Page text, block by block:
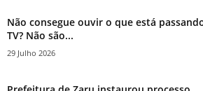
Não consegue ouvir o que está
TV? Não são...
29 Julho 2026